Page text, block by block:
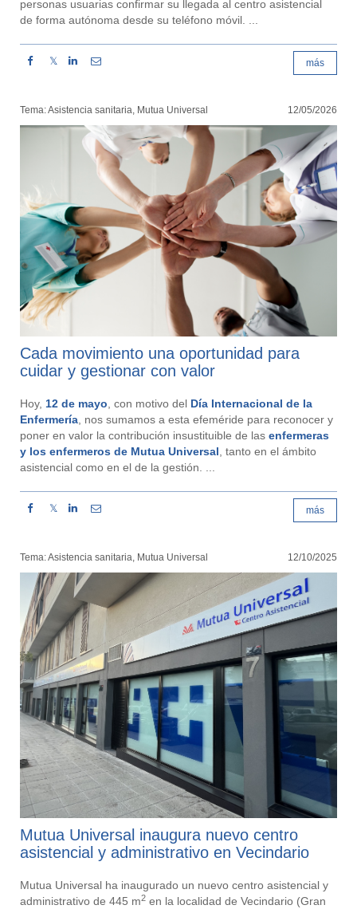
personas usuarias confirmar su llegada al centro asistencial
de forma autónoma desde su teléfono móvil. ...
𝕏 más
Tema: Asistencia sanitaria, Mutua Universal 12/05/2026
Cada movimiento una oportunidad para
cuidar y gestionar con valor
Hoy, 12 de mayo, con motivo del Día Internacional de la
Enfermería, nos sumamos a esta efeméride para reconocer y
poner en valor la contribución insustituible de las enfermeras
y los enfermeros de Mutua Universal, tanto en el ámbito
asistencial como en el de la gestión. ...
𝕏 más
Tema: Asistencia sanitaria, Mutua Universal 12/10/2025
Mutua Universal inaugura nuevo centro
asistencial y administrativo en Vecindario
Mutua Universal ha inaugurado un nuevo centro asistencial y
administrativo de 445 m2 en la localidad de Vecindario (Gran